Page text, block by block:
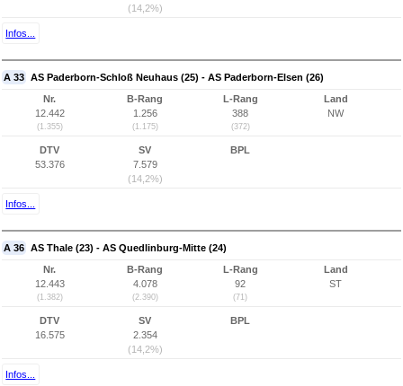
(14,2%)
Infos...
A 33 AS Paderborn-Schloß Neuhaus (25) - AS Paderborn-Elsen (26)
Nr.
12.442
(1.355)
B-Rang
1.256
(1.175)
L-Rang
388
(372)
Land
NW
DTV
53.376
SV
7.579
(14,2%)
BPL
Infos...
A 36 AS Thale (23) - AS Quedlinburg-Mitte (24)
Nr.
12.443
(1.382)
B-Rang
4.078
(2.390)
L-Rang
92
(71)
Land
ST
DTV
16.575
SV
2.354
(14,2%)
BPL
Infos...